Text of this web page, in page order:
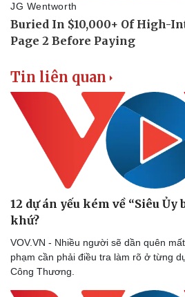
Sức khỏe
Cây thuốc
Sản phụ khoa
Nhi khoa
Nam khoa
Làm đẹp - giảm cân
Phòng mạch online
Ăn sạch sống khỏe
Tin liên quan
12 dự án yếu kém về “Siêu Ủy
khứ?
VOV.VN - Nhiều người sẽ dần quên
phạm cần phải điều tra làm rõ ở từng
Công Thương.